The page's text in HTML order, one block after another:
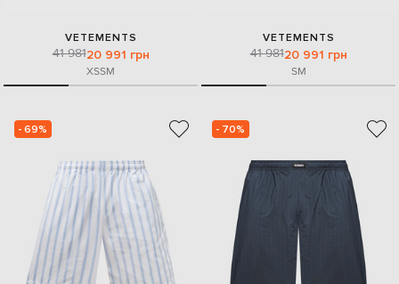
VETEMENTS
41 98120 991 грн
XSSM
VETEMENTS
41 98120 991 грн
SM
- 69% - 70%